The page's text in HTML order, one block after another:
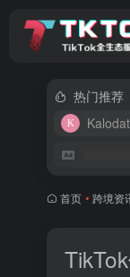
热门推荐
首页 • 跨境资